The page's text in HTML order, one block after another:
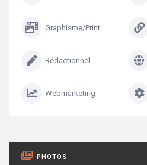
Graphisme/Print
Rédactionnel
Webmarketing
PHOTOS